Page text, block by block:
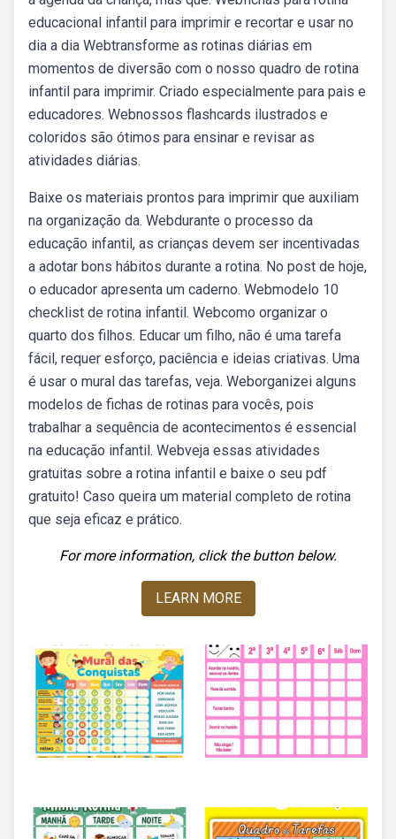
educacional infantil para imprimir e recortar e usar no
dia a dia Webtransforme as rotinas diárias em
momentos de diversão com o nosso quadro de rotina
infantil para imprimir. Criado especialmente para pais e
educadores. Webnossos flashcards ilustrados e
coloridos são ótimos para ensinar e revisar as
atividades diárias.
Baixe os materiais prontos para imprimir que auxiliam
na organização da. Webdurante o processo da
educação infantil, as crianças devem ser incentivadas
a adotar bons hábitos durante a rotina. No post de hoje,
o educador apresenta um caderno. Webmodelo 10
checklist de rotina infantil. Webcomo organizar o
quarto dos filhos. Educar um filho, não é uma tarefa
fácil, requer esforço, paciência e ideias criativas. Uma
é usar o mural das tarefas, veja. Weborganizei alguns
modelos de fichas de rotinas para vocês, pois
trabalhar a sequência de acontecimentos é essencial
na educação infantil. Webveja essas atividades
gratuitas sobre a rotina infantil e baixe o seu pdf
gratuito! Caso queira um material completo de rotina
que seja eficaz e prático.
For more information, click the button below.
LEARN MORE